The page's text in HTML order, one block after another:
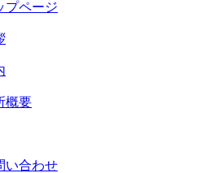
プページ
概要
い合わせ